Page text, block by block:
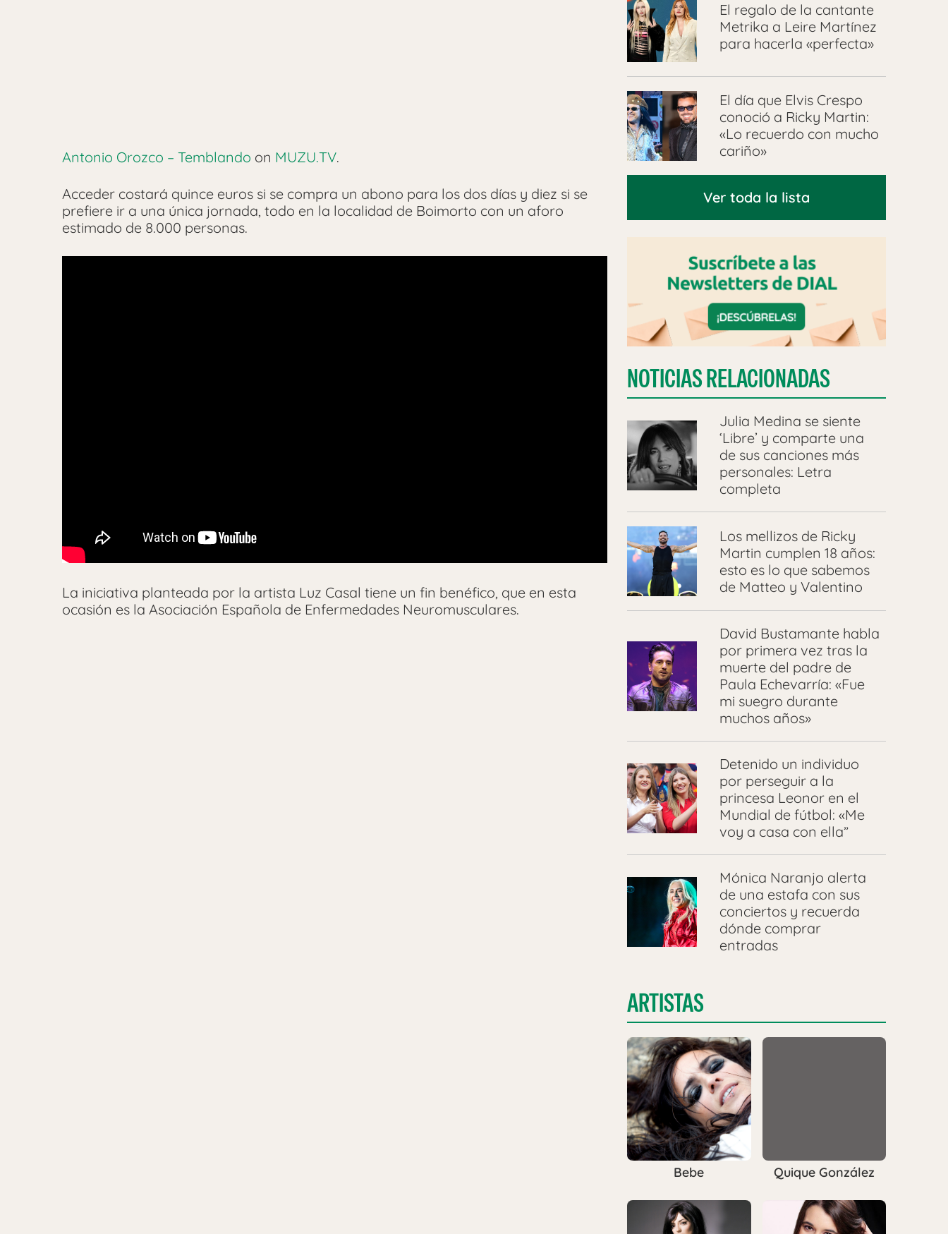
Antonio Orozco – Temblando on MUZU.TV.
Acceder costará quince euros si se compra un abono para los dos días y diez si se
prefiere ir a una única jornada, todo en la localidad de Boimorto con un aforo
estimado de 8.000 personas.
La iniciativa planteada por la artista Luz Casal tiene un fin benéfico, que en esta
ocasión es la Asociación Española de Enfermedades Neuromusculares.
El regalo de la cantante
Metrika a Leire Martínez
para hacerla «perfecta»
El día que Elvis Crespo
conoció a Ricky Martin:
«Lo recuerdo con mucho
cariño»
Ver toda la lista
NOTICIAS RELACIONADAS
Julia Medina se siente
‘Libre’ y comparte una
de sus canciones más
personales: Letra
completa
Los mellizos de Ricky
Martin cumplen 18 años:
esto es lo que sabemos
de Matteo y Valentino
David Bustamante habla
por primera vez tras la
muerte del padre de
Paula Echevarría: «Fue
mi suegro durante
muchos años»
Detenido un individuo
por perseguir a la
princesa Leonor en el
Mundial de fútbol: «Me
voy a casa con ella”
Mónica Naranjo alerta
de una estafa con sus
conciertos y recuerda
dónde comprar
entradas
ARTISTAS
Bebe Quique González